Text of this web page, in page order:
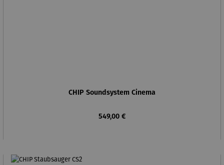
CHIP Soundsystem Cinema
Regulärer Preis:
549,00 €